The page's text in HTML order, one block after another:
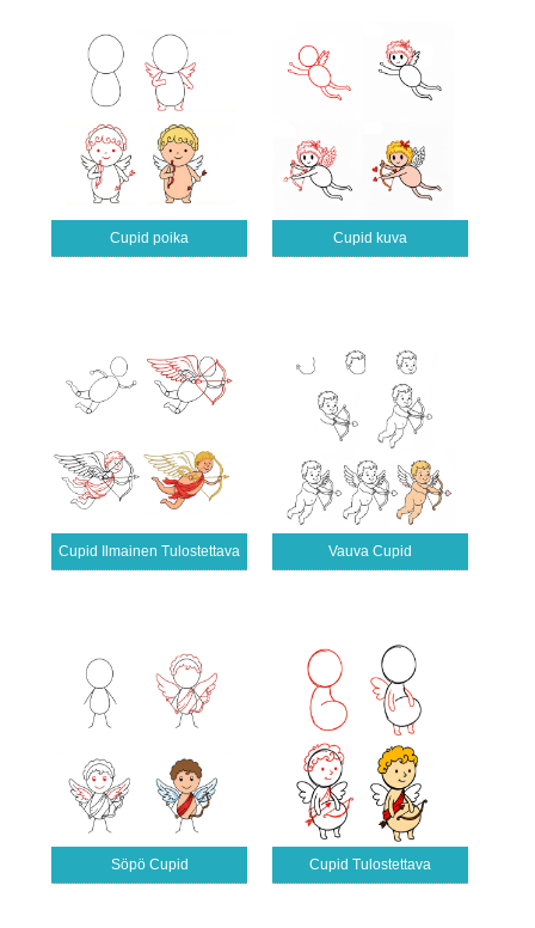
Cupid poika Cupid kuva
Cupid Ilmainen Tulostettava Vauva Cupid
Söpö Cupid Cupid Tulostettava